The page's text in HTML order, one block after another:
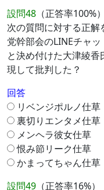
設問48 （正答率100%）
次の質問に対する正解
党幹部会のLINEチャ
と決め付けた大津綾
現して批判した？
回答
リベンジポルノ仕草
裏切りエンタメ仕草
メンヘラ彼女仕草
恨み節リーク仕草
かまってちゃん仕草
設問49 （正答率16%）